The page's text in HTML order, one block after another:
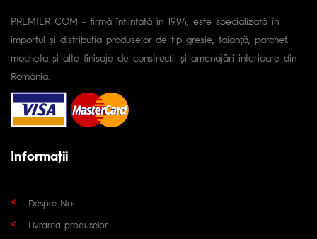
PREMIER COM - firmă înfiintată în 1994, este specializată în
importul și distributia produselor de tip gresie, faianță, parchet,
mocheta și alte finisaje de construcții și amenajări interioare din
România.
Informaţii
Despre Noi
Livrarea produselor